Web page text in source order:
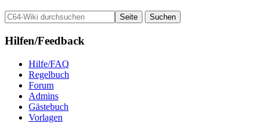
Hilfen/Feedback
Hilfe/FAQ
Regelbuch
Forum
Admins
Gästebuch
Vorlagen